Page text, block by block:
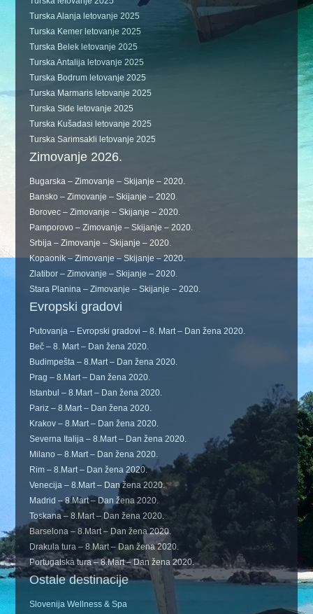
Turska Alanja letovanje 2025
Turska Kemer letovanje 2025
Turska Belek letovanje 2025
Turska Antalija letovanje 2025
Turska Bodrum letovanje 2025
Turska Marmaris letovanje 2025
Turska Side letovanje 2025
Turska Kušadasi letovanje 2025
Turska Sarimsakli letovanje 2025
Zimovanje 2026.
Bugarska – Zimovanje – Skijanje – 2020.
Bansko – Zimovanje – Skijanje – 2020.
Borovec – Zimovanje – Skijanje – 2020.
Pamporovo – Zimovanje – Skijanje – 2020.
Srbija – Zimovanje – Skijanje – 2020.
Kopaonik – Zimovanje – Skijanje – 2020.
Zlatibor – Zimovanje – Skijanje – 2020.
Stara Planina – Zimovanje – Skijanje – 2020.
Evropski gradovi
Putovanja – Evropski gradovi – 8. Mart – Dan žena 2020.
Beč – 8. Mart – Dan žena 2020.
Budimpešta – 8.Mart – Dan žena 2020.
Prag – 8.Mart – Dan žena 2020.
Istanbul – 8.Mart – Dan žena 2020.
Pariz – 8.Mart – Dan žena 2020.
Krakov – 8.Mart – Dan žena 2020.
Severna Italija – 8.Mart – Dan žena 2020.
Milano – 8.Mart – Dan žena 2020.
Rim – 8.Mart – Dan žena 2020.
Venecija – 8.Mart – Dan žena 2020.
Madrid – 8.Mart – Dan žena 2020.
Toskana – 8.Mart – Dan žena 2020.
Barselona – 8.Mart – Dan žena 2020.
Drakula tura – 8.Mart – Dan žena 2020.
Portugalska tura – 8.Mart – Dan žena 2020.
Ostale destinacije
Slovenija Wellness & Spa